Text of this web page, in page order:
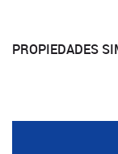
PROPIEDADES